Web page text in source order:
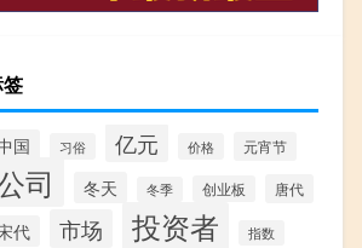
国 习俗 亿元 价格 元宵节
司 冬天 冬季 创业板 唐代
代 市场 投资者 指数